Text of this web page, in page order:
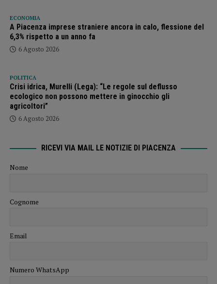
ECONOMIA
A Piacenza imprese straniere ancora in calo, flessione del
6,3% rispetto a un anno fa
6 Agosto 2026
POLITICA
Crisi idrica, Murelli (Lega): “Le regole sul deflusso
ecologico non possono mettere in ginocchio gli
agricoltori”
6 Agosto 2026
RICEVI VIA MAIL LE NOTIZIE DI PIACENZA
Nome
Cognome
Email
Numero WhatsApp